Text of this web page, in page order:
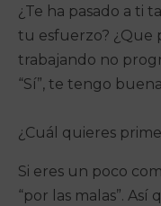
¿Te ha pasado a ti
tu esfuerzo? ¿Que
trabajando no
“Sí”, te tengo
¿Cuál quieres
Si eres un poco
“por las malas”.